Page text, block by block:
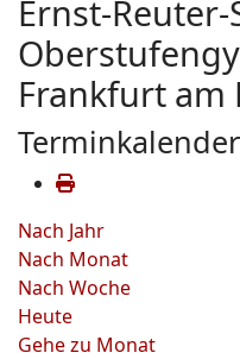
Ernst-Reuter-
Frankfurt am
Terminkalender
Nach Jahr
Nach Monat
Nach Woche
Heute
Gehe zu Monat